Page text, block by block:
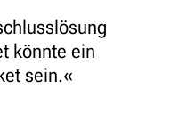
könnte ein
sein.